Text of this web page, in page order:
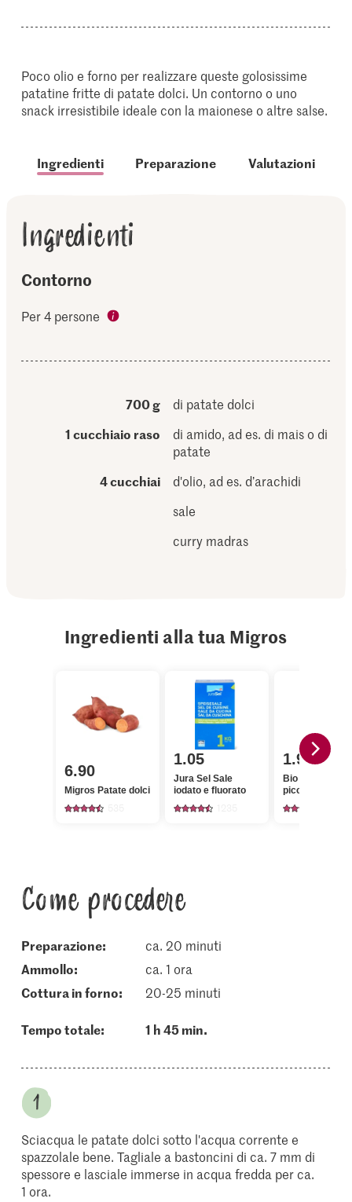
Poco olio e forno per realizzare queste golosissime
patatine fritte di patate dolci. Un contorno o uno
snack irresistibile ideale con la maionese o altre salse.
Ingredienti Preparazione Valutazioni
Ingredienti
Contorno
Per 4 persone
700 g
di patate dolci
1 cucchiaio raso
di amido, ad es. di mais o di
patate
4 cucchiai
d'olio, ad es. d’arachidi
sale
curry madras
Ingredienti alla tua Migros
6.90
Migros Patate dolci
1.05
Jura Sel Sale
iodato e fluorato
1.95
Bio Curry
piccante
Come procedere
Preparazione:
ca. 20 minuti
ammollo:
ca. 1 ora
cottura in forno:
20-25 minuti
Tempo totale: 1 h 45 min.
Sciacqua le patate dolci sotto l'acqua corrente e
spazzolale bene. Tagliale a bastoncini di ca. 7 mm di
spessore e lasciale immerse in acqua fredda per ca.
1 ora.